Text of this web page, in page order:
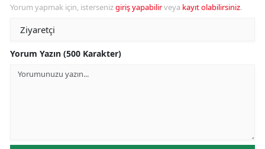
Yorum yapmak için, istersenizgiriş yapabilirveya kayıt olabilirsiniz.
Yorum Yazın (500 Karakter)